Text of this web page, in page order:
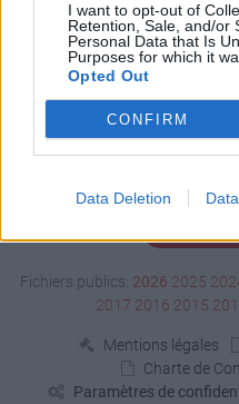
I want to opt-out of
Retention, Sale, and/or
Personal Data that Is
Purposes for which it
Opted Out
CONFIRM
Data Deletion
Fichiers publics: 2026 2025
2017 2016 2015
Mentions légales
Charte de
Paramètres de